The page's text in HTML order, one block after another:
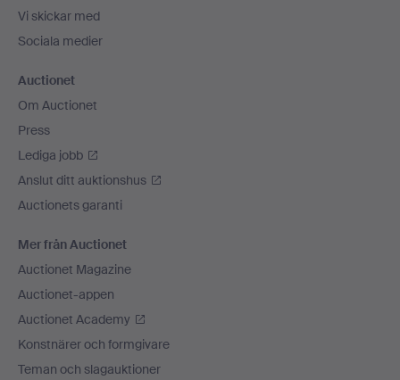
Vi skickar med
Sociala medier
Auctionet
Om Auctionet
Press
Lediga jobb
Anslut ditt auktionshus
Auctionets garanti
Mer från Auctionet
Auctionet Magazine
Auctionet-appen
Auctionet Academy
Konstnärer och formgivare
Teman och slagauktioner